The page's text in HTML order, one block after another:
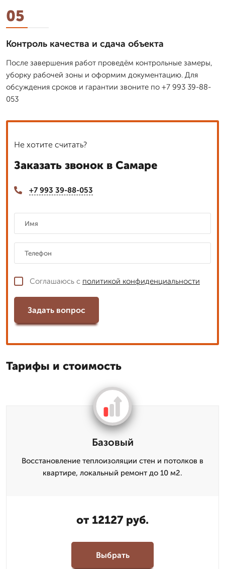
05
Контроль качества и сдача объекта
После завершения работ проведём контрольные замеры,
уборку рабочей зоны и оформим документацию. Для
обсуждения сроков и гарантии звоните по +7 993 39-88-
053
Не хотите считать?
Заказать звонок в Самаре
+7 993 39-88-053
Соглашаюсь с политикой конфиденциальности
Задать вопрос
Тарифы и стоимость
Базовый
Восстановление теплоизоляции стен и потолков в
квартире, локальный ремонт до 10 м2.
от 12127 руб.
Выбрать